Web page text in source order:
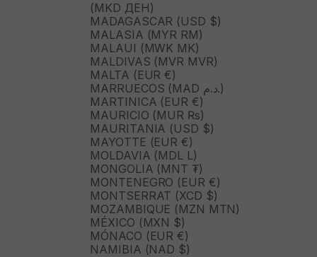
(MKD ДЕН)
MADAGASCAR (USD $)
MALASIA (MYR RM)
MALAUI (MWK MK)
MALDIVAS (MVR MVR)
MALTA (EUR €)
MARRUECOS (MAD د.م.)
MARTINICA (EUR €)
MAURICIO (MUR ₨)
MAURITANIA (USD $)
MAYOTTE (EUR €)
MOLDAVIA (MDL L)
MONGOLIA (MNT ₮)
MONTENEGRO (EUR €)
MONTSERRAT (XCD $)
MOZAMBIQUE (MZN MTN)
MÉXICO (MXN $)
MÓNACO (EUR €)
NAMIBIA (NAD $)